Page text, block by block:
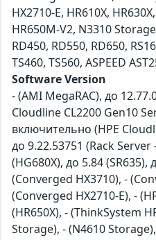
HX2710-E, HR610X,
HR650M-V2, N3310
RD450, RD550, RD650,
TS460, TS560, ASPEED
Software Version
- (AMI MegaRAC), до
Cloudline CL2200 Gen10
включительно (HPE
до 9.22.53751 (Rack
(HG680X), до 5.84 (SR635),
(Converged HX3710), -
(Converged HX2710-E), -
(HR650X), - (ThinkSystem
Storage), - (N4610